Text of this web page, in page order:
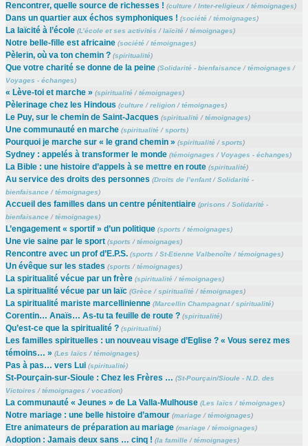
Rencontrer, quelle source de richesses ! (culture/Inter-religieux/témoignages)
Dans un quartier aux échos symphoniques ! (société/témoignages)
La laïcité à l’école (L’école et ses activités /laïcité/témoignages)
Notre belle-fille est africaine (société/témoignages)
Pèlerin, où va ton chemin ? (spiritualité)
Que votre charité se donne de la peine (Solidarité - bienfaisance/témoignages /
Voyages - échanges)
« Lève-toi et marche » (spiritualité/témoignages)
Pèlerinage chez les Hindous (culture/religion/témoignages)
Le Puy, sur le chemin de Saint-Jacques (spiritualité/témoignages)
Une communauté en marche (spiritualité/sports)
Pourquoi je marche sur « le grand chemin » (spiritualité/ sports)
Sydney : appelés à transformer le monde (témoignages / Voyages - échanges)
La Bible : une histoire d’appels à se mettre en route (spiritualité)
Au service des droits des personnes (Droits de l’enfant/Solidarité -
bienfaisance/témoignages)
Accueil des familles dans un centre pénitentiaire (prisons /Solidarité -
bienfaisance/témoignages)
L’engagement « sportif » d’un politique (sports /témoignages)
Une vie saine par le sport (sports /témoignages)
Rencontre avec un prof d’E.P.S. (sports /St-Etienne Valbenoîte/témoignages)
Un évêque sur les stades (sports /témoignages)
La spiritualité vécue par un frère (spiritualité/témoignages)
La spiritualité vécue par un laïc (Grèce/ spiritualité/témoignages)
La spiritualité mariste marcellinienne (Marcellin Champagnat/spiritualité)
Corentin… Anaïs… As-tu ta feuille de route ? (spiritualité)
Qu’est-ce que la spiritualité ? (spiritualité)
Les familles spirituelles : un nouveau visage d’Eglise ? « Vous serez mes
témoins… » (Les laïcs /témoignages)
Pas à pas… vers Lui (spiritualité)
St-Pourçain-sur-Sioule : Chez les Frères … (St-Pourçain/Sioule - N.D. des
Victoires /témoignages /vocation)
La communauté « Jeunes » de La Valla-Mulhouse (Les laïcs /témoignages)
Notre mariage : une belle histoire d’amour (mariage/témoignages)
Etre animateurs de préparation au mariage (mariage/témoignages)
Adoption : Jamais deux sans … cinq ! (la famille/témoignages)